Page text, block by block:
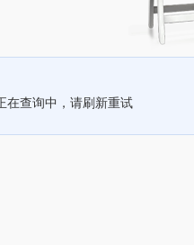
在查询中，请刷新重试